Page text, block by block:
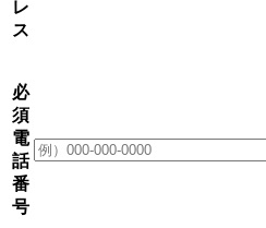
レ
ス
必
須
電
話
番
号